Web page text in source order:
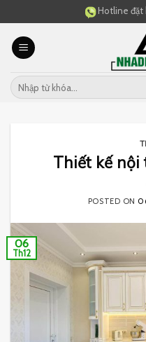
to
content
Hotline đặt
Thiết kế nội
POSTED ON
06
Th12